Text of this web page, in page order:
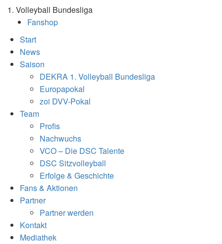
1. Volleyball Bundesliga
Fanshop
Start
News
Saison
DEKRA 1. Volleyball Bundesliga
Europapokal
zoi DVV-Pokal
Team
Profis
Nachwuchs
VCO – Die DSC Talente
DSC Sitzvolleyball
Erfolge & Geschichte
Fans & Aktionen
Partner
Partner werden
Kontakt
Mediathek